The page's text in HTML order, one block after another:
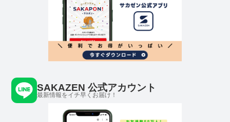
SAKAZEN 公式アカウント
最新情報をイチ早くお届け！